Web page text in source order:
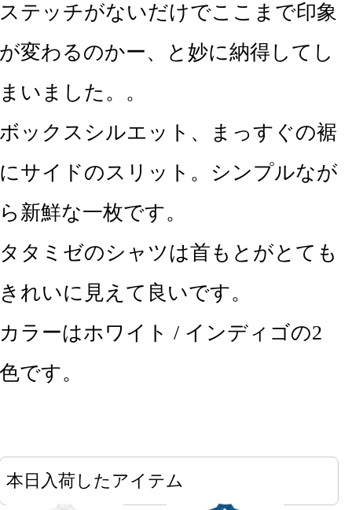
ステッチがないだけでここまで印象
が変わるのかー、と妙に納得してし
まいました。。
ボックスシルエット、まっすぐの裾
にサイドのスリット。シンプルなが
ら新鮮な一枚です。
タタミゼのシャツは首もとがとても
きれいに見えて良いです。
カラーはホワイト / インディゴの2
色です。
本日入荷したアイテム